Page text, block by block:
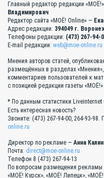
Главный редактор редакции
Владимирович
Редактор сайта «МОЁ! Online» —
Адрес редакции: 394049 г.
Телефоны редакции: (473) 267-94-
E-mail редакции: web@moe-online.ru
Мнения авторов статей,
размещённых в разделах
комментариев пользователей к
с позицией редакции газеты
* По данным статистики
Есть интересная новость?
Звоните: (473) 267-94-00, 264-93-98.
online.ru
Директор по рекламе — Анна
Почта: direct@moe-online.ru
Телефон 8 (473) 267-94-13
По вопросам размещения рекламы
«МОЁ! Курск», «МОЁ! Липецк»,